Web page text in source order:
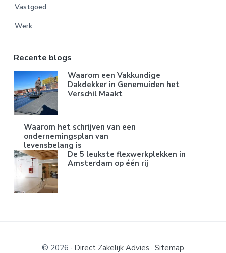
Vastgoed
Werk
Recente blogs
Waarom een Vakkundige
Dakdekker in Genemuiden het
Verschil Maakt
Waarom het schrijven van een
ondernemingsplan van
levensbelang is
De 5 leukste flexwerkplekken in
Amsterdam op één rij
© 2026 · Direct Zakelijk Advies · Sitemap